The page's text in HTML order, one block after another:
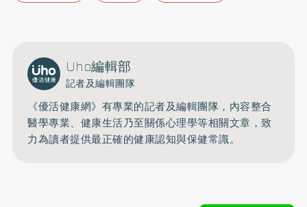
Uho編輯部
記者及編輯團隊
《優活健康網》有專業的記者及編輯團隊，內容整合
醫學專業、健康生活乃至關係心理學等相關文章，致
力為讀者提供最正確的健康認知與保健常識。